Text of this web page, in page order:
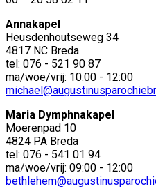
Annakapel
Heusdenhoutseweg 34
4817 NC Breda
tel: 076 - 521 90 87
ma/woe/vrij: 10:00 - 12:00
Maria Dymphnakapel
Moerenpad 10
4824 PA Breda
tel: 076 - 541 01 94
ma/woe/vrij: 09:00 - 12:00